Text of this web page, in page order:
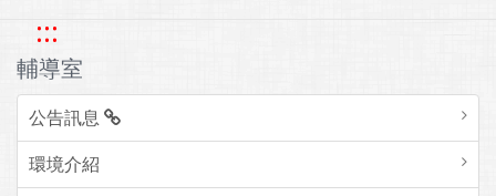
:::
輔導室
公告訊息
環境介紹